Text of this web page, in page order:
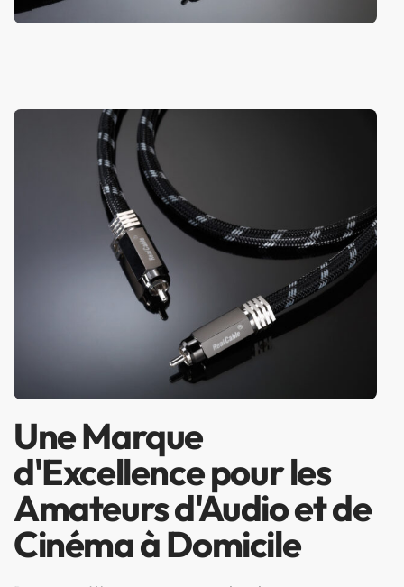
Une Marque
d'Excellence pour les
Amateurs d'Audio et de
Cinéma à Domicile